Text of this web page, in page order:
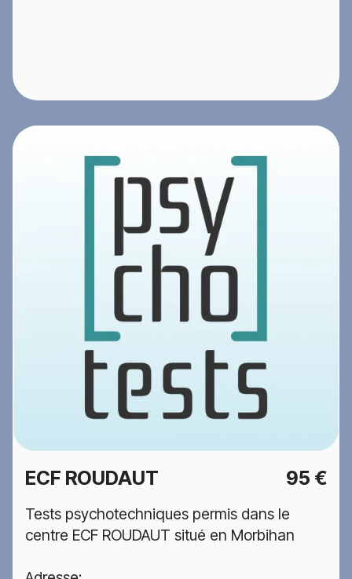
ECF ROUDAUT 95 €
Tests psychotechniques permis dans le
centre ECF ROUDAUT situé en Morbihan